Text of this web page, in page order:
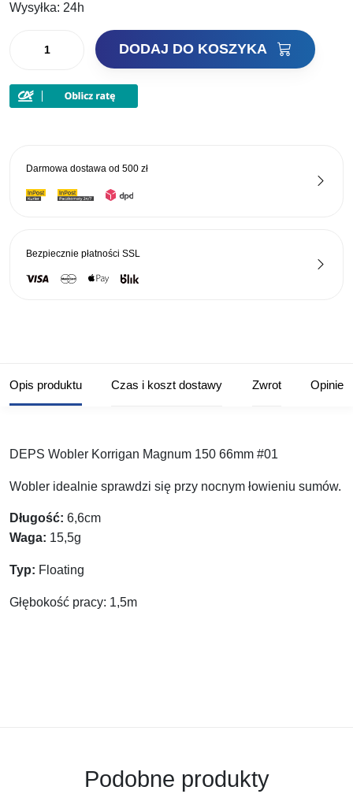
Wysyłka: 24h
Korrigan
#01
GM
DODAJ DO KOSZYKA
Darmowa dostawa od 500 zł
Bezpiecznie płatności SSL
Opis produktu Czas i koszt dostawy Zwrot Opinie
DEPS Wobler Korrigan Magnum 150 66mm #01
Wobler idealnie sprawdzi się przy nocnym łowieniu sumów.
Długość: 6,6cm
Waga: 15,5g
Typ: Floating
Głębokość pracy: 1,5m
Podobne produkty